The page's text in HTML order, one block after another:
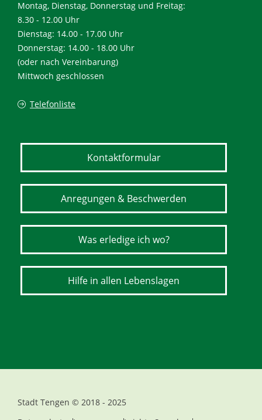
Montag, Dienstag, Donnerstag und Freitag:
8.30 - 12.00 Uhr
Dienstag: 14.00 - 17.00 Uhr
Donnerstag: 14.00 - 18.00 Uhr
(oder nach Vereinbarung)
Mittwoch geschlossen
Telefonliste
Kontaktformular
Anregungen & Beschwerden
Was erledige ich wo?
Hilfe in allen Lebenslagen
Stadt Tengen © 2018 - 2025